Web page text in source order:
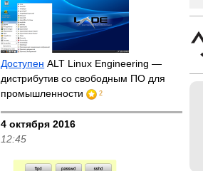
Доступен ALT Linux Engineering —
дистрибутив со свободным ПО для
промышленности
2
4 октября 2016
12:45